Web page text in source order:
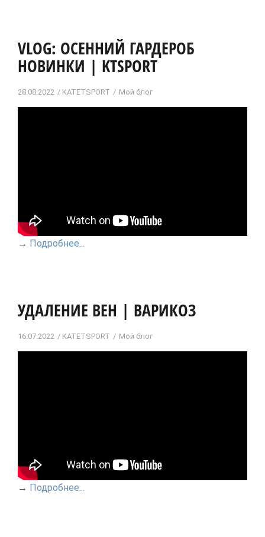
VLOG: ОСЕННИЙ ГАРДЕРОБ
НОВИНКИ | KTSPORT
28.08.2022 KATETSPORT Мой блог
→ Подробнее...
УДАЛЕНИЕ ВЕН | ВАРИКОЗ
16.07.2022 KATETSPORT Мой блог
→ Подробнее...